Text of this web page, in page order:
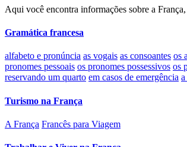
Aqui você encontra informações sobre a
Gramática francesa
alfabeto e pronúncia as vogais as consoantes os
pronomes pessoais os pronomes possessivos os
reservando um quarto em casos de emergência
Turismo na França
A França Francês para Viagem